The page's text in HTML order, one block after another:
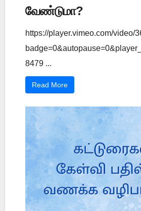
வேண்டுமா?
https://player.vimeo.com/video/
8479 ...
Read More